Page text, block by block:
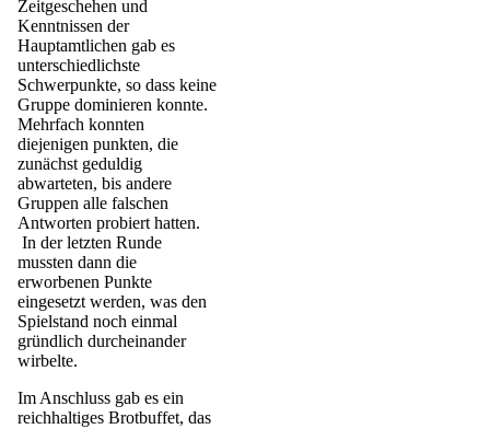
Zeitgeschehen und
Kenntnissen der
Hauptamtlichen gab es
unterschiedlichste
Schwerpunkte, so dass keine
Gruppe dominieren konnte.
Mehrfach konnten
diejenigen punkten, die
zunächst geduldig
abwarteten, bis andere
Gruppen alle falschen
Antworten probiert hatten.
In der letzten Runde
mussten dann die
erworbenen Punkte
eingesetzt werden, was den
Spielstand noch einmal
gründlich durcheinander
wirbelte.
Im Anschluss gab es ein
reichhaltiges Brotbuffet, das